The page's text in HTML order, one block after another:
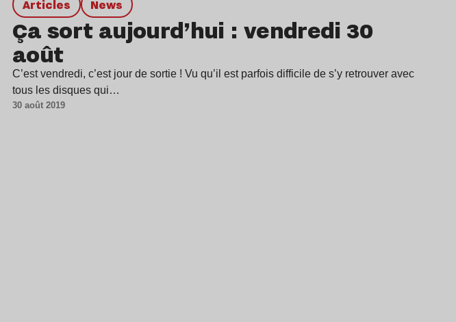
Articles news
Ça sort aujourd’hui : vendredi 30
août
C’est vendredi, c’est jour de sortie ! Vu qu’il est parfois difficile de s’y retrouver avec
tous les disques qui…
30 août 2019